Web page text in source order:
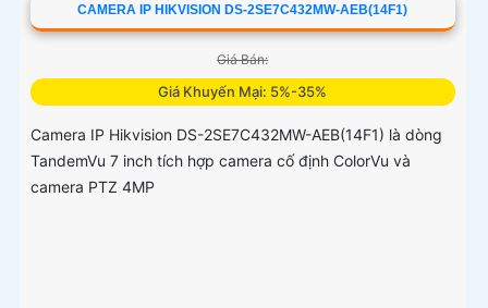
CAMERA IP HIKVISION DS-2SE7C432MW-AEB(14F1)
Giá Bán:
Giá Khuyến Mại: 5%-35%
Camera IP Hikvision DS-2SE7C432MW-AEB(14F1) là dòng
TandemVu 7 inch tích hợp camera cố định ColorVu và
camera PTZ 4MP